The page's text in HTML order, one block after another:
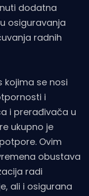
dodatna
osiguravanja
radnih
kojima se nosi
i
i prerađivača u
ukupno je
Ovim
obustava
radi
ali i osigurana